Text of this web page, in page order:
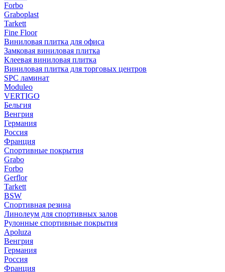
Forbo
Graboplast
Tarkett
Fine Floor
Виниловая плитка для офиса
Замковая виниловая плитка
Клеевая виниловая плитка
Виниловая плитка для торговых центров
SPC ламинат
Moduleo
VERTIGO
Бельгия
Венгрия
Германия
Россия
Франция
Спортивные покрытия
Grabo
Forbo
Gerflor
Tarkett
BSW
Спортивная резина
Линолеум для спортивных залов
Рулонные спортивные покрытия
Apoluza
Венгрия
Германия
Россия
Франция